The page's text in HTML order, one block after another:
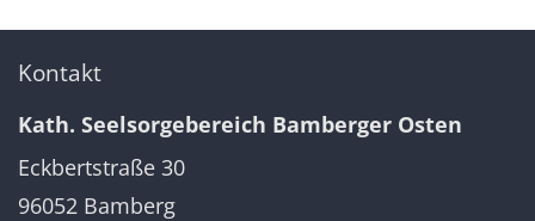
Kontakt
Kath. Seelsorgebereich Bamberger Osten
Eckbertstraße 30
96052 Bamberg